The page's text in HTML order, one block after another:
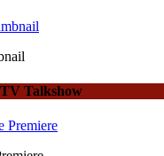
Talkshow